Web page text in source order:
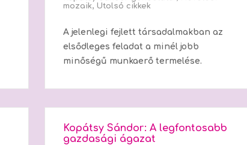
mozaik, Utolsó cikkek
A jelenlegi fejlett társadalmakban az
elsődleges feladat a minél jobb
minőségű munkaerő termelése.
Kopátsy Sándor: A legfontosabb
gazdasági ágazat